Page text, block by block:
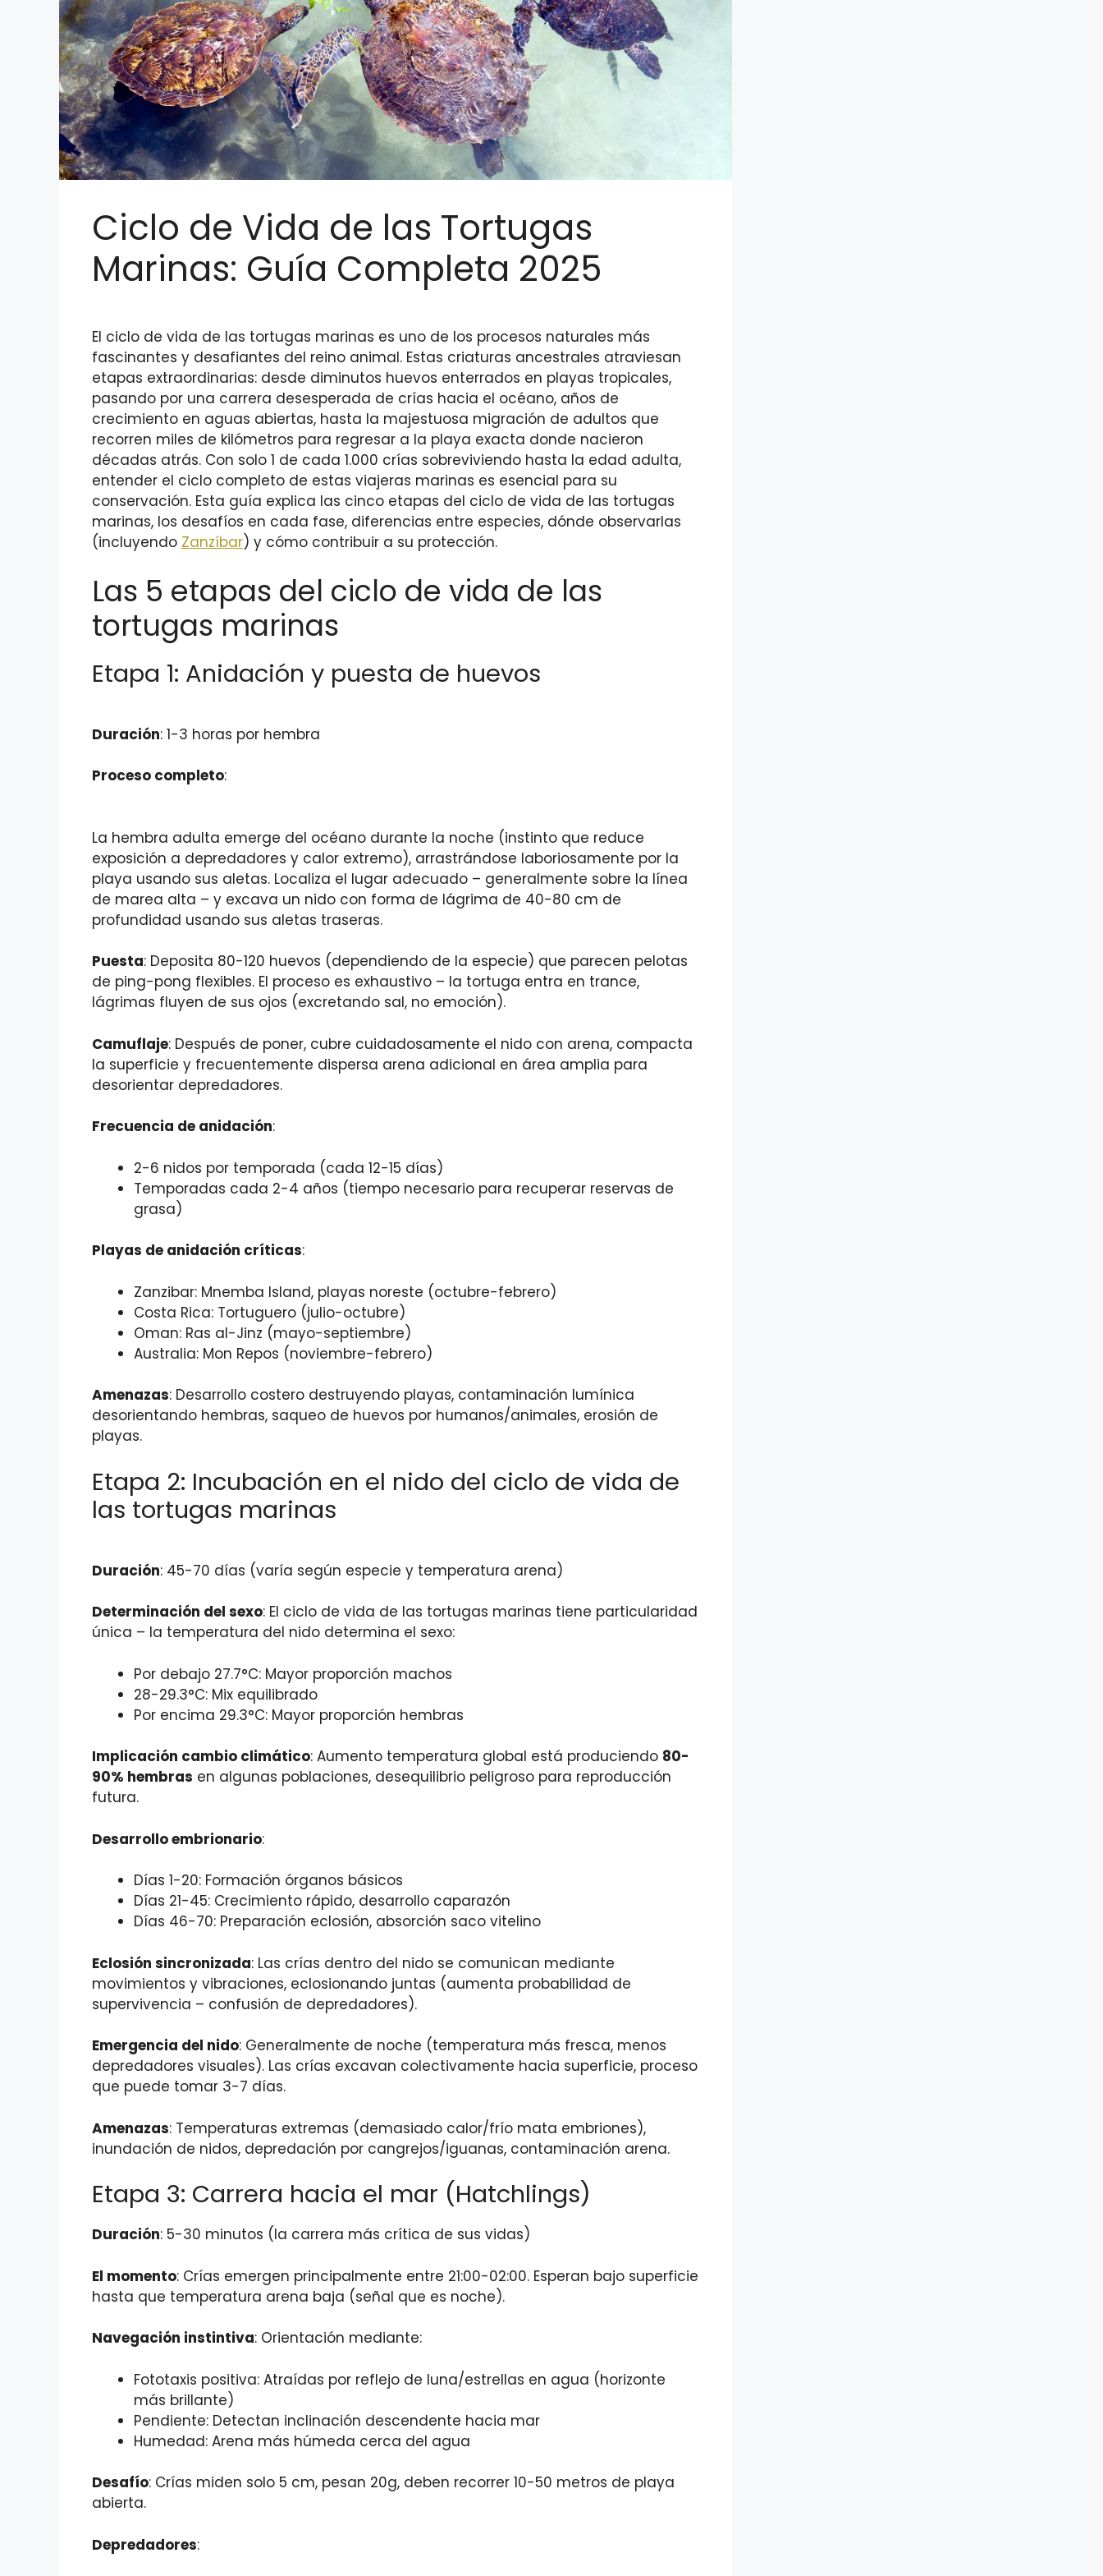
Ciclo de Vida de las Tortugas
Marinas: Guía Completa 2025
El ciclo de vida de las tortugas marinas es uno de los procesos naturales más
fascinantes y desafiantes del reino animal. Estas criaturas ancestrales atraviesan
etapas extraordinarias: desde diminutos huevos enterrados en playas tropicales,
pasando por una carrera desesperada de crías hacia el océano, años de
crecimiento en aguas abiertas, hasta la majestuosa migración de adultos que
recorren miles de kilómetros para regresar a la playa exacta donde nacieron
décadas atrás. Con solo 1 de cada 1.000 crías sobreviviendo hasta la edad adulta,
entender el ciclo completo de estas viajeras marinas es esencial para su
conservación. Esta guía explica las cinco etapas del ciclo de vida de las tortugas
marinas, los desafíos en cada fase, diferencias entre especies, dónde observarlas
(incluyendo Zanzíbar) y cómo contribuir a su protección.
Las 5 etapas del ciclo de vida de las
tortugas marinas
Etapa 1: Anidación y puesta de huevos
Duración: 1-3 horas por hembra
Proceso completo:
La hembra adulta emerge del océano durante la noche (instinto que reduce
exposición a depredadores y calor extremo), arrastrándose laboriosamente por la
playa usando sus aletas. Localiza el lugar adecuado – generalmente sobre la línea
de marea alta – y excava un nido con forma de lágrima de 40-80 cm de
profundidad usando sus aletas traseras.
Puesta: Deposita 80-120 huevos (dependiendo de la especie) que parecen pelotas
de ping-pong flexibles. El proceso es exhaustivo – la tortuga entra en trance,
lágrimas fluyen de sus ojos (excretando sal, no emoción).
Camuflaje: Después de poner, cubre cuidadosamente el nido con arena, compacta
la superficie y frecuentemente dispersa arena adicional en área amplia para
desorientar depredadores.
Frecuencia de anidación:
2-6 nidos por temporada (cada 12-15 días)
Temporadas cada 2-4 años (tiempo necesario para recuperar reservas de
grasa)
Playas de anidación críticas:
Zanzibar: Mnemba Island, playas noreste (octubre-febrero)
Costa Rica: Tortuguero (julio-octubre)
Oman: Ras al-Jinz (mayo-septiembre)
Australia: Mon Repos (noviembre-febrero)
Amenazas: Desarrollo costero destruyendo playas, contaminación lumínica
desorientando hembras, saqueo de huevos por humanos/animales, erosión de
playas.
Etapa 2: Incubación en el nido del ciclo de vida de
las tortugas marinas
Duración: 45-70 días (varía según especie y temperatura arena)
Determinación del sexo: El ciclo de vida de las tortugas marinas tiene particularidad
única – la temperatura del nido determina el sexo:
Por debajo 27.7°C: Mayor proporción machos
28-29.3°C: Mix equilibrado
Por encima 29.3°C: Mayor proporción hembras
Implicación cambio climático: Aumento temperatura global está produciendo 80-
90% hembras en algunas poblaciones, desequilibrio peligroso para reproducción
futura.
Desarrollo embrionario:
Días 1-20: Formación órganos básicos
Días 21-45: Crecimiento rápido, desarrollo caparazón
Días 46-70: Preparación eclosión, absorción saco vitelino
Eclosión sincronizada: Las crías dentro del nido se comunican mediante
movimientos y vibraciones, eclosionando juntas (aumenta probabilidad de
supervivencia – confusión de depredadores).
Emergencia del nido: Generalmente de noche (temperatura más fresca, menos
depredadores visuales). Las crías excavan colectivamente hacia superficie, proceso
que puede tomar 3-7 días.
Amenazas: Temperaturas extremas (demasiado calor/frío mata embriones),
inundación de nidos, depredación por cangrejos/iguanas, contaminación arena.
Etapa 3: Carrera hacia el mar (Hatchlings)
Duración: 5-30 minutos (la carrera más crítica de sus vidas)
El momento: Crías emergen principalmente entre 21:00-02:00. Esperan bajo superficie
hasta que temperatura arena baja (señal que es noche).
Navegación instintiva: Orientación mediante:
Fototaxis positiva: Atraídas por reflejo de luna/estrellas en agua (horizonte
más brillante)
Pendiente: Detectan inclinación descendente hacia mar
Humedad: Arena más húmeda cerca del agua
Desafío: Crías miden solo 5 cm, pesan 20g, deben recorrer 10-50 metros de playa
abierta.
Depredadores: